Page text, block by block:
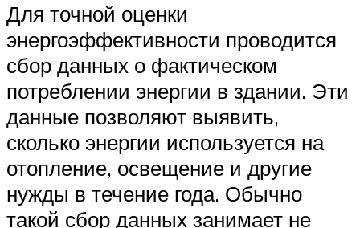
Для точной оценки
энергоэффективности проводится
сбор данных о фактическом
потреблении энергии в здании. Эти
данные позволяют выявить,
сколько энергии используется на
отопление, освещение и другие
нужды в течение года. Обычно
такой сбор данных занимает не